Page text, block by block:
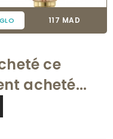
Prix
117 MAD
ce
acheté...